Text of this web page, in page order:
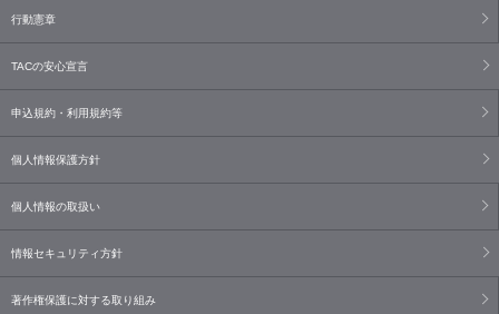
行動憲章
TACの安心宣言
申込規約・利用規約等
個人情報保護方針
個人情報の取扱い
情報セキュリティ方針
著作権保護に対する取り組み